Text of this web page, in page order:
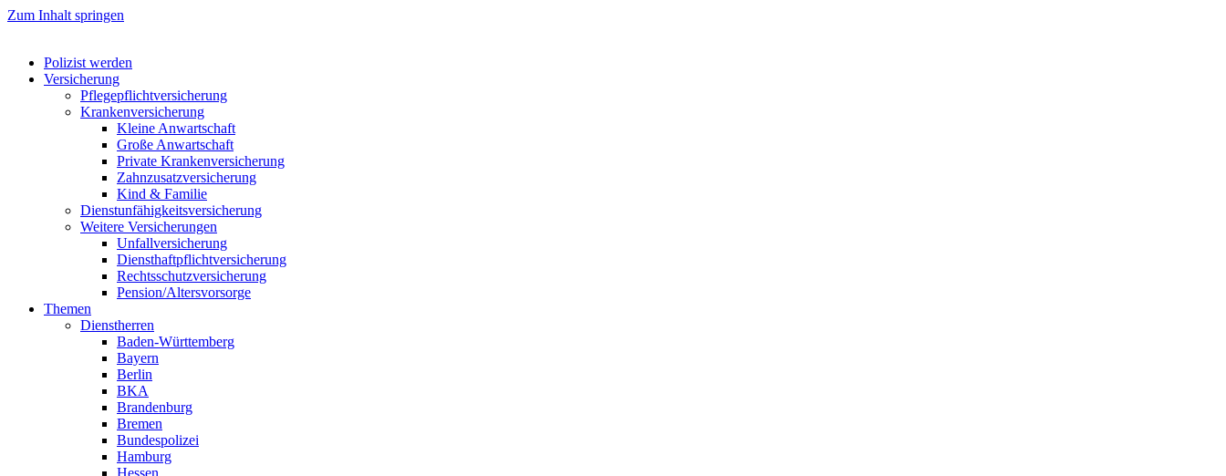
Zum Inhalt springen
Polizist werden
Versicherung
Pflegepflichtversicherung
Krankenversicherung
Kleine Anwartschaft
Große Anwartschaft
Private Krankenversicherung
Zahnzusatzversicherung
Kind & Familie
Dienstunfähigkeitsversicherung
Weitere Versicherungen
Unfallversicherung
Diensthaftpflichtversicherung
Rechtsschutzversicherung
Pension/Altersvorsorge
Themen
Dienstherren
Baden-Württemberg
Bayern
Berlin
BKA
Brandenburg
Bremen
Bundespolizei
Hamburg
Hessen